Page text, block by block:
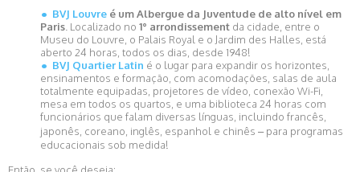
BVJ Louvre é um Albergue da Juventude de alto nível em
Paris. Localizado no 1° arrondissement da cidade, entre o
Museu do Louvre, o Palais Royal e o Jardim des Halles, está
aberto 24 horas, todos os dias, desde 1948!
BVJ Quartier Latin é o lugar para expandir os horizontes,
ensinamentos e formação, com acomodações, salas de aula
totalmente equipadas, projetores de vídeo, conexão Wi-Fi,
mesa em todos os quartos, e uma biblioteca 24 horas com
funcionários que falam diversas línguas, incluindo francês,
japonês, coreano, inglês, espanhol e chinês – para programas
educacionais sob medida!